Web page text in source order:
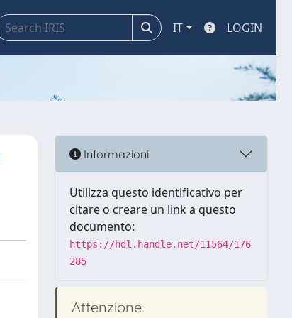
IT LOGIN
Informazioni
Utilizza questo identificativo per
citare o creare un link a questo
documento:
https://hdl.handle.net/11564/176
285
Attenzione